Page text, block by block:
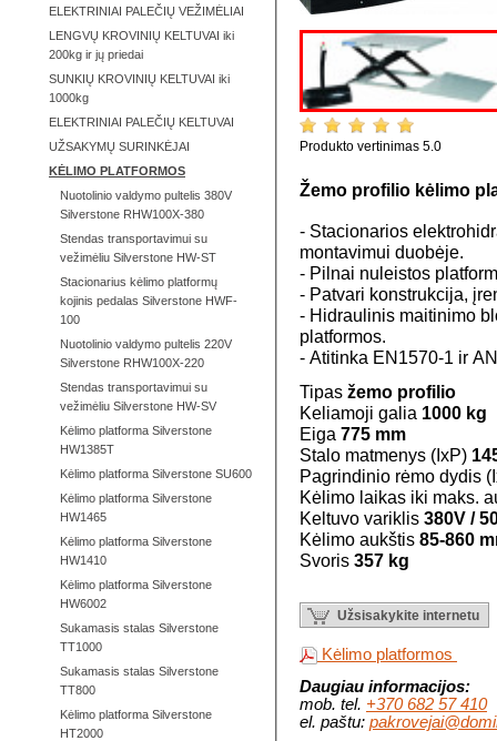
Produkto vertinimas 5.0
Žemo profilio kėlimo
- Stacionarios
montavimui duobėje.
- Pilnai nuleistos
- Patvari konstrukcija,
- Hidraulinis maitinimo
platformos.
- Atitinka EN1570-1 ir
Tipas žemo profilio
Keliamoji galia 1000 kg
Eiga 775 mm
Stalo matmenys (IxP)
Pagrindinio rėmo dydis
Kėlimo laikas iki maks.
Keltuvo variklis 380V /
Kėlimo aukštis 85-860
Svoris 357 kg
Užsisakykite internetu
Kėlimo platformos
Daugiau informacijos:
mob. tel. +370 682 57 410
el. paštu:
ELEKTRINIAI PALEČIŲ VEŽIMĖLIAI
LENGVŲ KROVINIŲ KELTUVAI iki
200kg ir jų priedai
SUNKIŲ KROVINIŲ KELTUVAI iki
1000kg
ELEKTRINIAI PALEČIŲ KELTUVAI
UŽSAKYMŲ SURINKĖJAI
KĖLIMO PLATFORMOS
Nuotolinio valdymo pultelis 380V
Silverstone RHW100X-380
Stendas transportavimui su
vežimėliu Silverstone HW-ST
Stacionarius kėlimo platformų
kojinis pedalas Silverstone HWF-
100
Nuotolinio valdymo pultelis 220V
Silverstone RHW100X-220
Stendas transportavimui su
vežimėliu Silverstone HW-SV
Kėlimo platforma Silverstone
HW1385T
Kėlimo platforma Silverstone SU600
Kėlimo platforma Silverstone
HW1465
Kėlimo platforma Silverstone
HW1410
Kėlimo platforma Silverstone
HW6002
Sukamasis stalas Silverstone
TT1000
Sukamasis stalas Silverstone
TT800
Kėlimo platforma Silverstone
HT2000